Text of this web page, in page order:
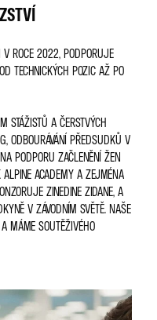
V ROCE 2022, PODPORUJE
TECHNICKÝCH POZIC AŽ PO
STÁŽISTŮ A ČERSTVÝCH
ODBOURÁVÁNÍ PŘEDSUDKŮ V
PODPORU ZAČLENĚNÍ ŽEN
ALPINE ACADEMY A ZEJMÉNA
ZINEDINE ZIDANE, A
V ZÁVODNÍM SVĚTĚ. NAŠE
MÁME SOUTĚŽIVÉHO